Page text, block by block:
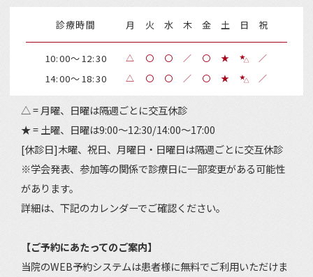
診療時間 月 火 水 木 金 土 日 祝
10:00～12:30 △ 〇 〇 ／ 〇 ★ ／
14:00～18:30 △ 〇 〇 ／ 〇 ★ ／
△ = 月曜、日曜は隔週ごとに交互休診
★ = 土曜、日曜は9:00～12:30/14:00～17:00
[休診日]木曜、祝日、月曜日・日曜日は隔週ごとに交互休診
※学会発表、参加等の関係で診療日に一部変更がある可能性
があります。
詳細は、下記のカレンダーでご確認ください。
【ご予約にあたってのご案内】
当院のWEB予約システムは患者様に無料でご利用いただけま